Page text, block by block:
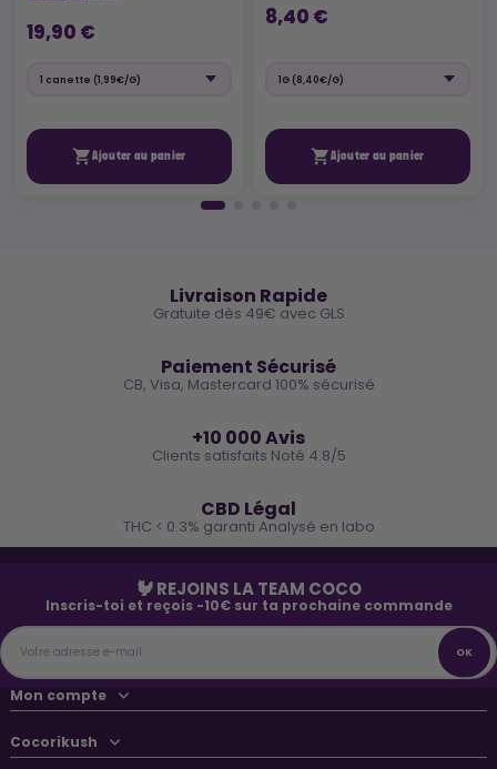
19,90 €
Ajouter au panier
8,40 €
Ajouter au panier
Livraison Rapide
Gratuite dès 49€ avec GLS
Paiement Sécurisé
CB, Visa, Mastercard 100% sécurisé
+10 000 Avis
Clients satisfaits Noté 4.8/5
CBD Légal
THC < 0.3% garanti Analysé en labo
🐓 REJOINS LA TEAM COCO
Inscris-toi et reçois -10€ sur ta prochaine commande
Mon compte
Cocorikush